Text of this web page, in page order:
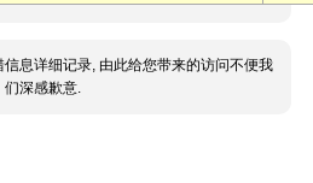
信息详细记录, 由此给您带来的访问不便我
们深感歉意.